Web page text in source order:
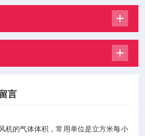
言
机的气体体积，常用单位是立方米每小